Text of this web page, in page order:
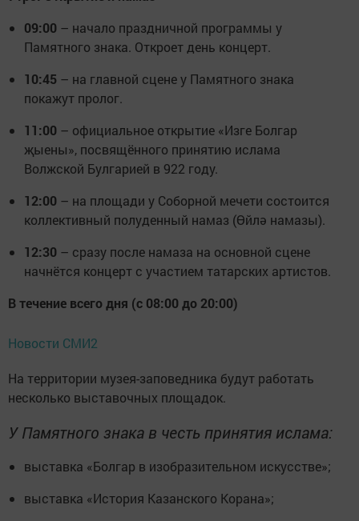
09:00 – начало праздничной программы у
Памятного знака. Откроет день концерт.
10:45 – на главной сцене у Памятного знака
покажут пролог.
11:00 – официальное открытие «Изге Болгар
җыены», посвящённого принятию ислама
Волжской Булгарией в 922 году.
12:00 – на площади у Соборной мечети состоится
коллективный полуденный намаз (Өйлә намазы).
12:30 – сразу после намаза на основной сцене
начнётся концерт с участием татарских артистов.
В течение всего дня (с 08:00 до 20:00)
Новости СМИ2
На территории музея-заповедника будут работать
несколько выставочных площадок.
У Памятного знака в честь принятия ислама:
выставка «Болгар в изобразительном искусстве»;
выставка «История Казанского Корана»;